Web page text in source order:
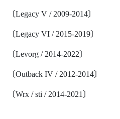
〔Legacy V / 2009-2014〕
〔Legacy VI / 2015-2019〕
〔Levorg / 2014-2022〕
〔Outback IV / 2012-2014〕
〔Wrx / sti / 2014-2021〕